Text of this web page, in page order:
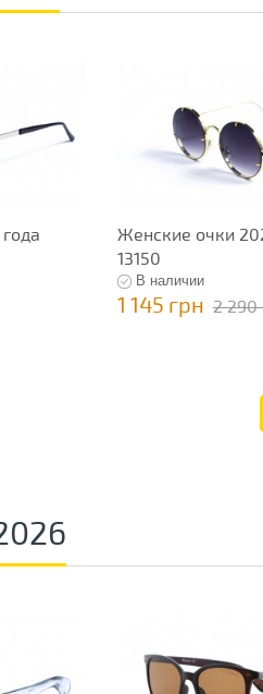
Женские очки
13150
В наличии
1 145 грн 2 290